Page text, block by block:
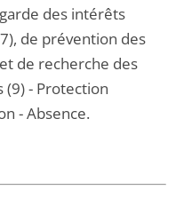
des intérêts
de prévention des
de recherche des
- Protection
- Absence.